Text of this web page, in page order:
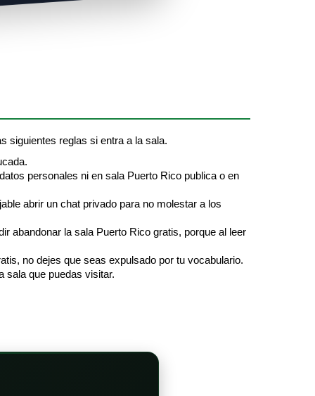
siguientes reglas si entra a la sala.
personales ni en sala Puerto Rico publica o en
abrir un chat privado para no molestar a los
abandonar la sala Puerto Rico gratis, porque al leer
no dejes que seas expulsado por tu vocabulario.
sala que puedas visitar.